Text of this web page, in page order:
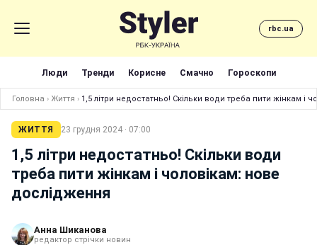
rbc.ua
Люди Тренди Корисне Смачно Гороскопи
Головна › Життя › 1,5 літри недостатньо! Скільки води треба пити жінкам і
ЖИТТЯ 23 грудня 2024 · 07:00
1,5 літри недостатньо! Скільки води
треба пити жінкам і чоловікам: нове
дослідження
Анна Шиканова
редактор стрічки новин